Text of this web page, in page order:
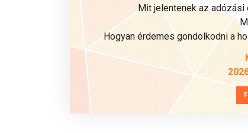
Mit jelentenek az
Hogyan érdemes gondolkodni a